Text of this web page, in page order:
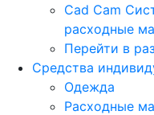
Cad Cam
расходные
Перейти в
Средства
Одежда
Расходные